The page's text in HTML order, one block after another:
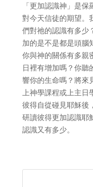
「更加認識神」是
對今天信徒的期望。
們對祂的認識有多少
加的是不是都是頭腦
你與神的關係有多親
日裡有增加嗎？你聽
響你的生命嗎？將來
上神學課程或上主日
彼得自從碰見耶穌後
研讀彼得更加認識耶
認識又有多少。